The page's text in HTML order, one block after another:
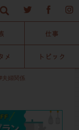
夫婦関係